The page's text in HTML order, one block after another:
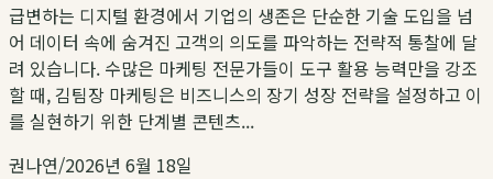
급변하는 디지털 환경에서 기업의 생존은 단순한 기술 도입을 넘
어 데이터 속에 숨겨진 고객의 의도를 파악하는 전략적 통찰에 달
려 있습니다. 수많은 마케팅 전문가들이 도구 활용 능력만을 강조
할 때, 김팀장 마케팅은 비즈니스의 장기 성장 전략을 설정하고 이
를 실현하기 위한 단계별 콘텐츠...
권나연/2026년 6월 18일